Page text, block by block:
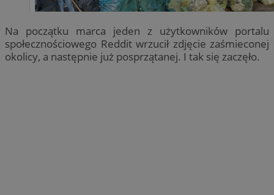
Na początku marca jeden z użytkowników portalu
społecznościowego Reddit wrzucił zdjęcie zaśmieconej
okolicy, a następnie już posprzątanej. I tak się zaczęło.